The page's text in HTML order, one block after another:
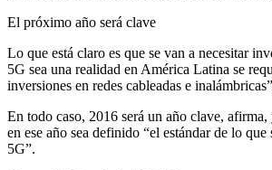
El próximo año será clave
Lo que está claro es que se van a necesitar
5G sea una realidad en América Latina se
inversiones en redes cableadas e
En todo caso, 2016 será un año clave, afirma,
en ese año sea definido “el estándar de lo
5G”.